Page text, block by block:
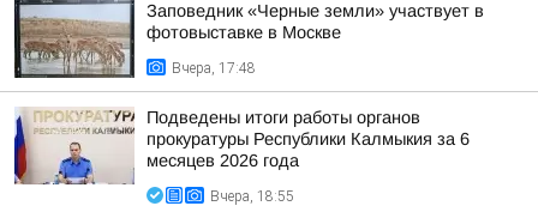
Заповедник «Черные земли» участвует в
фотовыставке в Москве
Вчера, 17:48
Подведены итоги работы органов
прокуратуры Республики Калмыкия за 6
месяцев 2026 года
Вчера, 18:55